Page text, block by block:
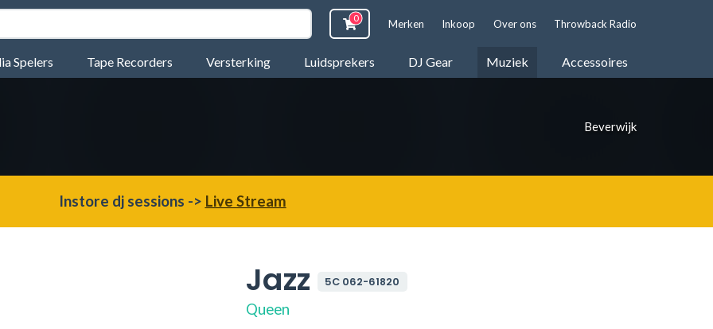
Spelers Tape Recorders Versterking Luidsprekers DJ Gear Muziek Accessoires
Merken Inkoop Over ons Throwback Radio
Beverwijk
Instore dj sessions -> Live Stream
Jazz 5C 062-61820
Queen